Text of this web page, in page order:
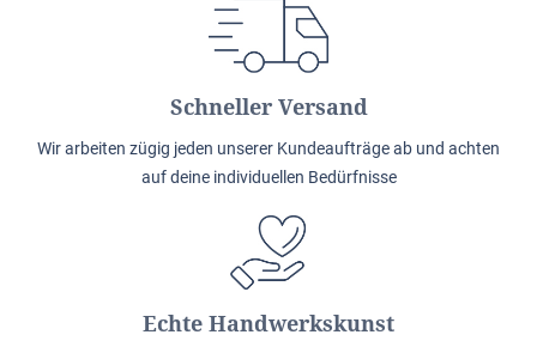
Schneller Versand
Wir arbeiten zügig jeden unserer Kundeaufträge ab und achten
auf deine individuellen Bedürfnisse
Echte Handwerkskunst